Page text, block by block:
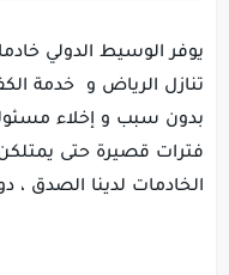
يوفر الوسيط الدولي
تنازل الرياض و خدمة
بدون سبب و إخلاء
فترات قصيرة حتى
الخادمات لدينا الصدق ،